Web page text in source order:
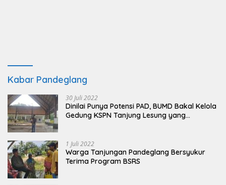
Kabar Pandeglang
30 Juli 2022
Dinilai Punya Potensi PAD, BUMD Bakal Kelola
Gedung KSPN Tanjung Lesung yang
1 Juli 2022
Warga Tanjungan Pandeglang Bersyukur
Terima Program BSRS